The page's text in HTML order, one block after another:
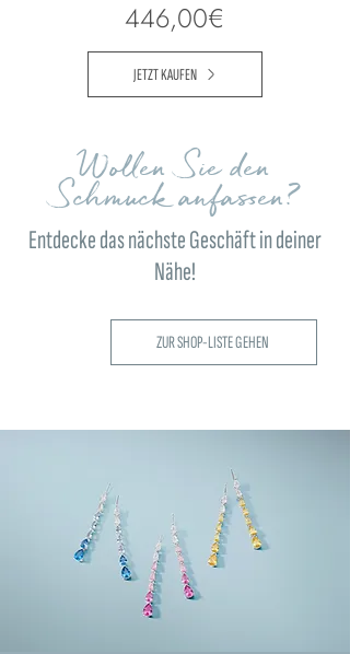
446,00€
JETZT KAUFEN
Wollen Sie den
Schmuck anfassen?
Entdecke das nächste Geschäft in deiner
Nähe!
ZUR SHOP-LISTE GEHEN